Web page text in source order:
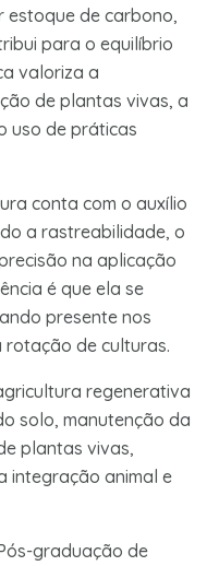
estoque de carbono,
para o equilíbrio
valoriza a
de plantas vivas, a
uso de práticas
conta com o auxílio
a rastreabilidade, o
na aplicação
é que ela se
presente nos
de culturas.
regenerativa
solo, manutenção da
plantas vivas,
integração animal e
graduação de